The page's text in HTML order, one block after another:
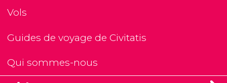
Vols
Guides de voyage de Civitatis
Qui sommes-nous